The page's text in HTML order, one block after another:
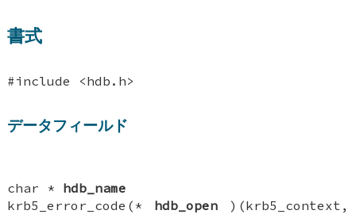
書式
#include <hdb.h>
データフィールド
char * hdb_name
krb5_error_code(* hdb_open )(krb5_context,